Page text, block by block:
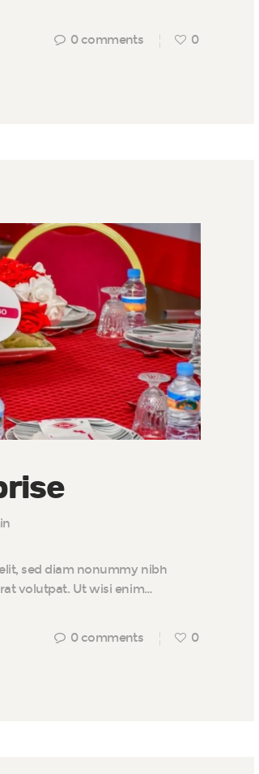
0 comments 0
sed diam nonummy nibh
volutpat. Ut wisi enim…
0 comments 0